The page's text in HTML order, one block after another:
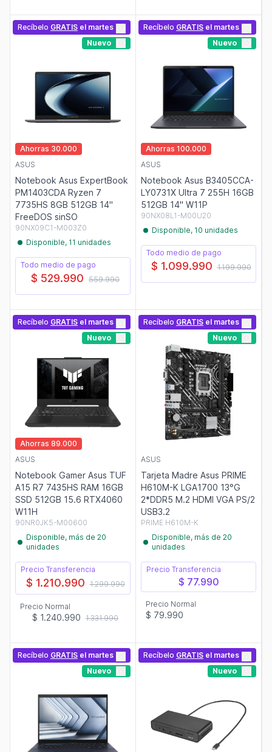
Recíbelo GRATIS el martes
Nuevo
Ahorras 30.000
ASUS
Notebook Asus ExpertBook
PM1403CDA Ryzen 7
7735HS 8GB 512GB 14"
FreeDOS sinSO
90NX09C1-M003Z0
Disponible, 11 unidades
Todo medio de pago
$ 529.990 559.990
Recíbelo GRATIS el martes
Nuevo
Ahorras 100.000
ASUS
Notebook Asus B3405CCA-
LY0731X Ultra 7 255H 16GB
512GB 14" W11P
90NX08L1-M00U20
Disponible, 10 unidades
Todo medio de pago
$ 1.099.990 1.199.990
Recíbelo GRATIS el martes
Nuevo
Ahorras 89.000
ASUS
Notebook Gamer Asus TUF
A15 R7 7435HS RAM 16GB
SSD 512GB 15.6 RTX4060
W11H
90NR0JK5-M00600
Disponible, más de 20
unidades
Precio Transferencia
$ 1.210.990 1.299.990
Precio Normal
$ 1.240.990 1.331.990
Recíbelo GRATIS el martes
Nuevo
ASUS
Tarjeta Madre Asus PRIME
H610M-K LGA1700 13°G
2*DDR5 M.2 HDMI VGA PS/2
USB3.2
PRIME H610M-K
Disponible, más de 20
unidades
Precio Transferencia
$ 77.990
Precio Normal
$ 79.990
Recíbelo GRATIS el martes
Nuevo
Recíbelo GRATIS el martes
Nuevo